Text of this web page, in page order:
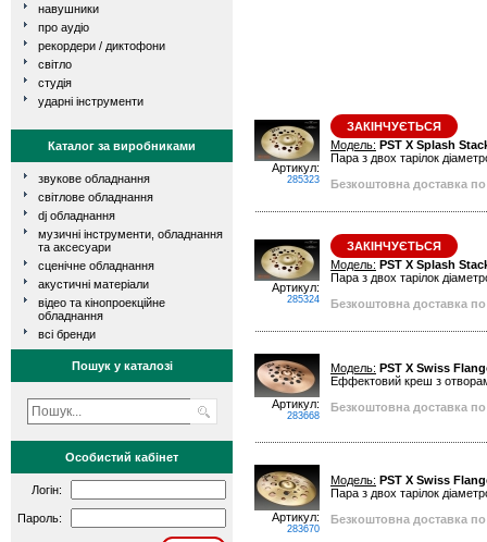
навушники
про аудіо
рекордери / диктофони
світло
студія
ударні інструменти
Каталог за виробниками
звукове обладнання
світлове обладнання
dj обладнання
музичні інструменти, обладнання
та аксесуари
сценічне обладнання
акустичні матеріали
відео та кінопроекційне
обладнання
всі бренди
Пошук у каталозі
Особистий кабінет
Логін:
Пароль:
Артикул:
285323
ЗАКІНЧУЄТЬСЯ
Модель: PST X Splash
Пара з двох тарілок
Безкоштовна доставка по
Артикул:
285324
ЗАКІНЧУЄТЬСЯ
Модель: PST X Splash
Пара з двох тарілок
Безкоштовна доставка по
Артикул:
283668
Модель: PST X Swiss
Еффектовий креш з
Безкоштовна доставка по
Артикул:
283670
Модель: PST X Swiss
Пара з двох тарілок
Безкоштовна доставка по